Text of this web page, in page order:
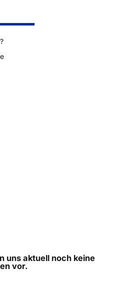
uns aktuell noch keine
vor.